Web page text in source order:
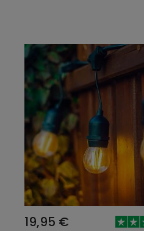
19,95 €